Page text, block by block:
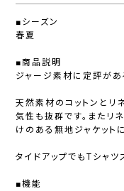
■シーズン
春夏
■商品説明
ジャージ素材に定評があ
天然素材のコットンとリ
気性も抜群です。またリ
けのある無地ジャケット
タイドアップでもTシャツ
■機能